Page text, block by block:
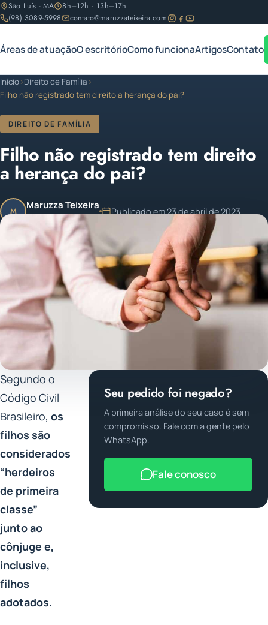
São Luís - MA
8h–12h · 13h–17h
(98) 3089-5998
contato@maruzzateixeira.com
Áreas de atuaçãoO escritórioComo funcionaArtigosContato
Início›Direito de Família ›
Filho não registrado tem direito a herança do pai?
DIREITO DE FAMÍLIA
Filho não registrado tem direito
a herança do pai?
M Maruzza Teixeira
OAB/MA 11.810
Publicado em 23 de abril de 2023
Atualizado em 23 de abril de 2023
1 min de leitura
Segundo o
Código Civil
Brasileiro, os
filhos são
considerados
“herdeiros
de primeira
classe”
junto ao
cônjuge e,
inclusive,
filhos
adotados.
Seu pedido foi negado?
A primeira análise do seu caso é sem
compromisso. Fale com a gente pelo
WhatsApp.
Fale conosco